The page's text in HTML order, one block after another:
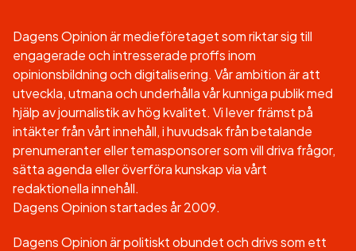
Dagens Opinion är medieföretaget som riktar sig till
engagerade och intresserade proffs inom
opinionsbildning och digitalisering. Vår ambition är att
utveckla, utmana och underhålla vår kunniga publik med
hjälp av journalistik av hög kvalitet. Vi lever främst på
intäkter från vårt innehåll, i huvudsak från betalande
prenumeranter eller temasponsorer som vill driva frågor,
sätta agenda eller överföra kunskap via vårt
redaktionella innehåll.
Dagens Opinion startades år 2009.
Dagens Opinion är politiskt obundet och drivs som ett